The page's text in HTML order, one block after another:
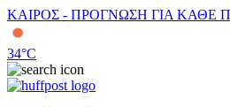
ΚΑΙΡΟΣ - ΠΡΟΓΝΩΣΗ ΓΙΑ ΚΑΘΕ
34°C